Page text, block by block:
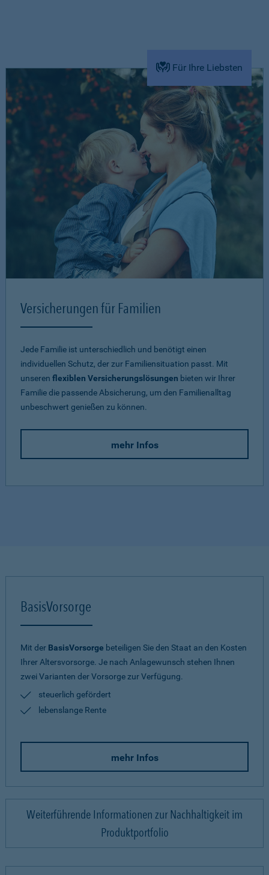
Für Ihre Liebsten
Versicherungen für Familien
Jede Familie ist unterschiedlich und benötigt einen
individuellen Schutz, der zur Familiensituation passt. Mit
unseren flexiblen Versicherungslösungen bieten wir Ihrer
Familie die passende Absicherung, um den Familienalltag
unbeschwert genießen zu können.
mehr Infos
BasisVorsorge
Mit der BasisVorsorge beteiligen Sie den Staat an den Kosten
Ihrer Altersvorsorge. Je nach Anlagewunsch stehen Ihnen
zwei Varianten der Vorsorge zur Verfügung.
steuerlich gefördert
lebenslange Rente
mehr Infos
Weiterführende Informationen zur Nachhaltigkeit im
Produktportfolio